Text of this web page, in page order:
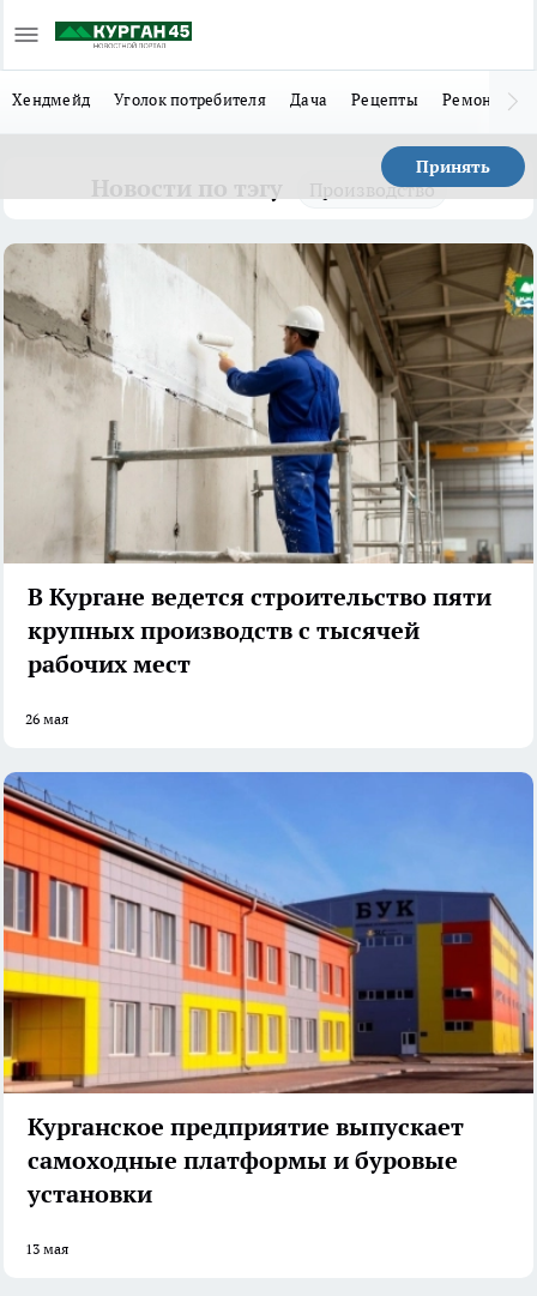
Хендмейд Уголок потребителя Дача Рецепты Ремонт
Принять
Производство
В Кургане ведется строительство пяти
крупных производств с тысячей
рабочих мест
26 мая
Курганское предприятие выпускает
самоходные платформы и буровые
установки
13 мая